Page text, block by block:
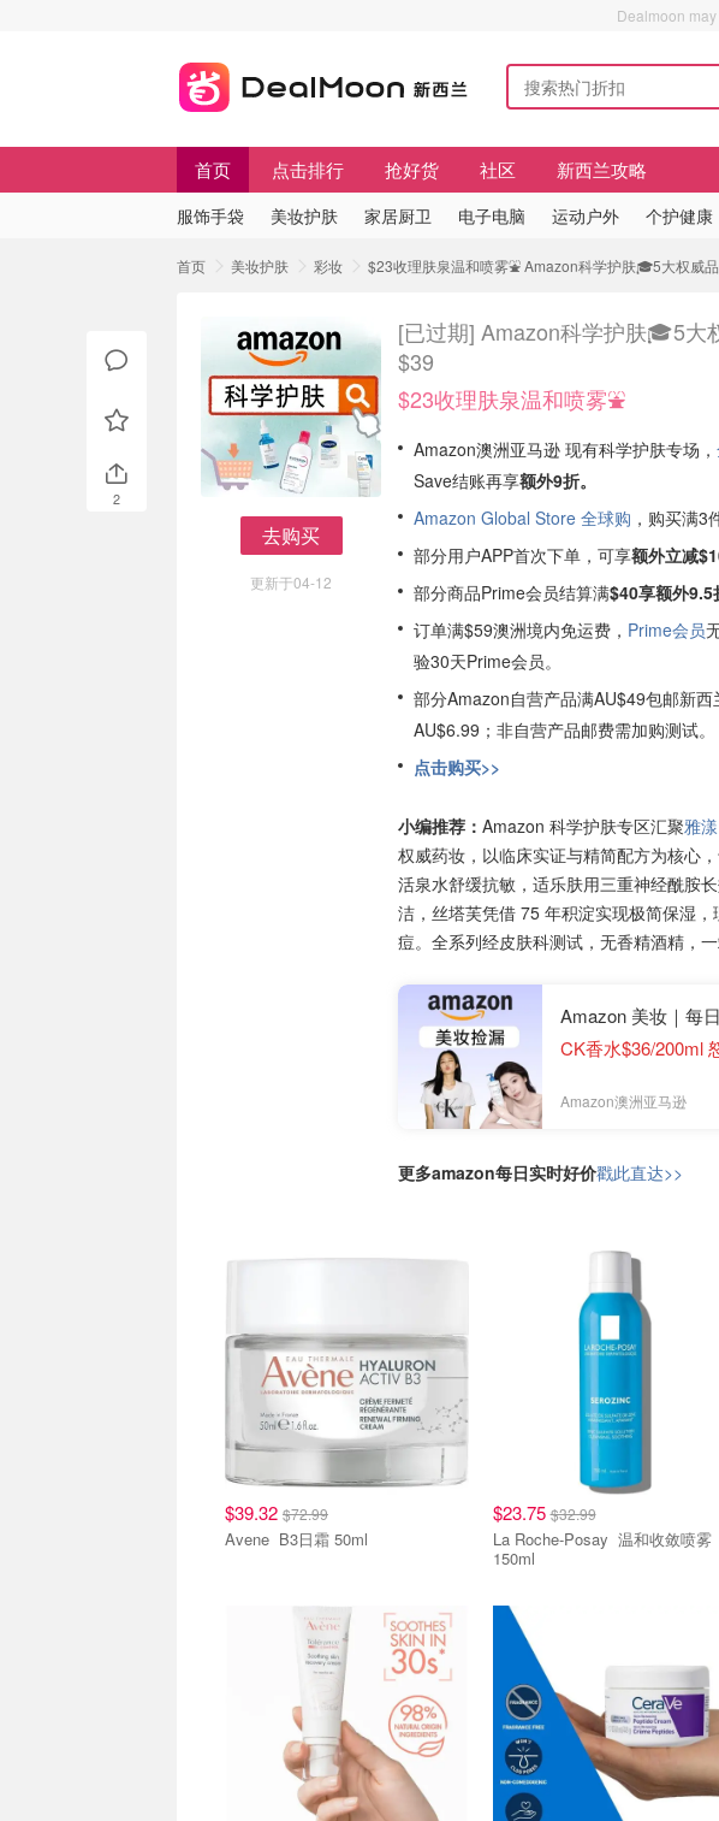
Dealmoon
首页 点击排行 抢好货 社区 新西兰攻略
服饰手袋 美妆护肤 家居厨卫 电子电脑 运动户外 个护健康
首页 美妆护肤 彩妆 $23收理肤泉温和喷雾⛲️ Amazon科学护肤🎓5大权威
去购买
更新于04-12
[已过期] Amazon科学护肤🎓5大
$39
$23收理肤泉温和喷雾⛲️
Amazon澳洲亚马逊 现有科学护肤专场，
Save结账再享额外9折。
Amazon Global Store 全球购 ，购买满3
部分用户APP首次下单，可享额外立减
部分商品Prime会员结算满$40享额外9.5
订单满$59澳洲境内免运费， Prime会员
验30天Prime会员。
部分Amazon自营产品满AU$49包邮新
AU$6.99；非自营产品邮费需加购测试。
点击购买>>
小编推荐： Amazon 科学护肤专区汇聚雅漾
权威药妆，以临床实证与精简配方为核心
活泉水舒缓抗敏，适乐肤用三重神经酰胺
洁，丝塔芙凭借 75 年积淀实现极简保湿
痘。全系列经皮肤科测试，无香精酒精，
Amazon 美妆｜每
CK香水$36/200ml
Amazon澳洲亚马逊
更多amazon每日实时好价戳此直达>>
$39.32 $72.99
Avene B3日霜 50ml
$23.75$32.99
La Roche-Posay 温和收敛喷雾
150ml
2